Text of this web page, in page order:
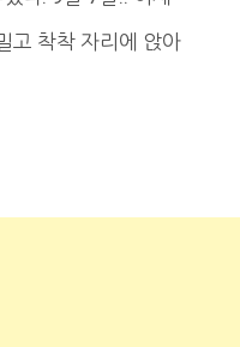
고 착착 자리에 앉아